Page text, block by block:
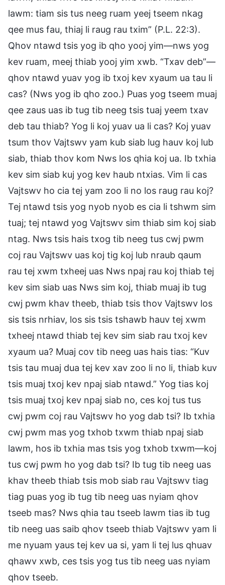
lawm: tiam sis tus neeg ruam yeej tseem nkag
qee mus fau, thiaj li raug rau txim” (P.L. 22:3).
Qhov ntawd tsis yog ib qho yooj yim—nws yog
kev ruam, meej thiab yooj yim xwb. “Txav deb”—
qhov ntawd yuav yog ib txoj kev xyaum ua tau li
cas? (Nws yog ib qho zoo.) Puas yog tseem muaj
qee zaus uas ib tug tib neeg tsis tuaj yeem txav
deb tau thiab? Yog li koj yuav ua li cas? Koj yuav
tsum thov Vajtswv yam kub siab lug hauv koj lub
siab, thiab thov kom Nws los qhia koj ua. Ib txhia
kev sim siab kuj yog kev haub ntxias. Vim li cas
Vajtswv ho cia tej yam zoo li no los raug rau koj?
Tej ntawd tsis yog nyob nyob es cia li tshwm sim
tuaj; tej ntawd yog Vajtswv sim thiab sim koj siab
ntag. Nws tsis hais txog tib neeg tus cwj pwm
coj rau Vajtswv uas koj tig koj lub nraub qaum
rau tej xwm txheej uas Nws npaj rau koj thiab tej
kev sim siab uas Nws sim koj, thiab muaj ib tug
cwj pwm khav theeb, thiab tsis thov Vajtswv los
sis tsis nrhiav, los sis tsis tshawb hauv tej xwm
txheej ntawd thiab tej kev sim siab rau txoj kev
xyaum ua? Muaj cov tib neeg uas hais tias: “Kuv
tsis tau muaj dua tej kev xav zoo li no li, thiab kuv
tsis muaj txoj kev npaj siab ntawd.” Yog tias koj
tsis muaj txoj kev npaj siab no, ces koj tus tus
cwj pwm coj rau Vajtswv ho yog dab tsi? Ib txhia
cwj pwm mas yog txhob txwm thiab npaj siab
lawm, hos ib txhia mas tsis yog txhob txwm—koj
tus cwj pwm ho yog dab tsi? Ib tug tib neeg uas
khav theeb thiab tsis mob siab rau Vajtswv tiag
tiag puas yog ib tug tib neeg uas nyiam qhov
tseeb mas? Nws qhia tau tseeb lawm tias ib tug
tib neeg uas saib qhov tseeb thiab Vajtswv yam li
me nyuam yaus tej kev ua si, yam li tej lus qhuav
qhawv xwb, ces tsis yog tus tib neeg uas nyiam
qhov tseeb.